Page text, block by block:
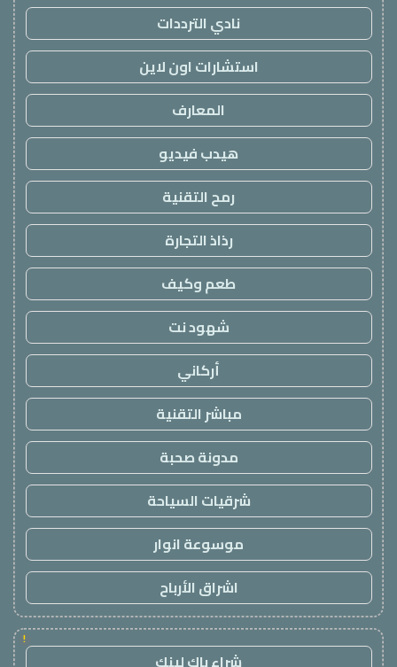
نادي الترددات
استشارات اون لاين
المعارف
هيدب فيديو
رمح التقنية
رذاذ التجارة
طعم وكيف
شهود نت
أركاني
مباشر التقنية
مدونة صحبة
شرقيات السياحة
موسوعة انوار
اشراق الأرباح
!
شراء باك لينك